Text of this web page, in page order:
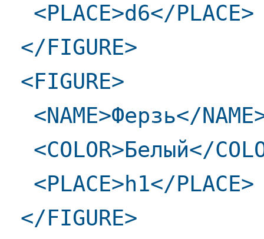
<PLACE>d6</PLACE>
</FIGURE>
<FIGURE>
<NAME>Ферзь</
<COLOR>Белый</
<PLACE>h1</PLACE>
</FIGURE>